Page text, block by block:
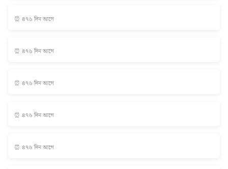
⏰ ৪৭৬ দিন আগে
⏰ ৪৭৬ দিন আগে
⏰ ৪৭৬ দিন আগে
⏰ ৪৭৬ দিন আগে
⏰ ৪৭৬ দিন আগে